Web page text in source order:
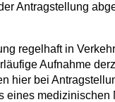
Antragstellung
regelhaft in
Aufnahme
hier bei
eines medizinischen